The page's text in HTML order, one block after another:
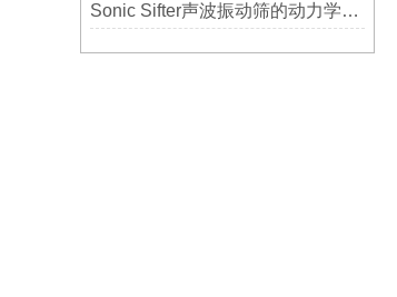
Sonic Sifter声波振动筛的动力学模拟与性能分析